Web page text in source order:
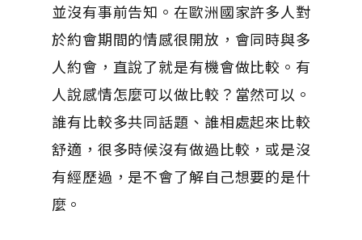
並沒有事前告知。在歐洲國家許多人對
於約會期間的情感很開放，會同時與多
人約會，直說了就是有機會做比較。有
人說感情怎麼可以做比較？當然可以。
誰有比較多共同話題、誰相處起來比較
舒適，很多時候沒有做過比較，或是沒
有經歷過，是不會了解自己想要的是什
麼。